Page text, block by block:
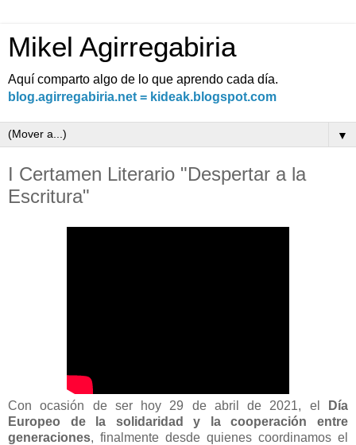
Mikel Agirregabiria
Aquí comparto algo de lo que aprendo cada día.
blog.agirregabiria.net = kideak.blogspot.com
▼
I Certamen Literario "Despertar a la
Escritura"
Con ocasión de ser hoy 29 de abril de 2021, el
Día
Europeo de la solidaridad y la cooperación entre
generaciones, finalmente desde quienes coordinamos el